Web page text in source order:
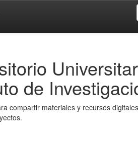
de
compartir materiales y recursos